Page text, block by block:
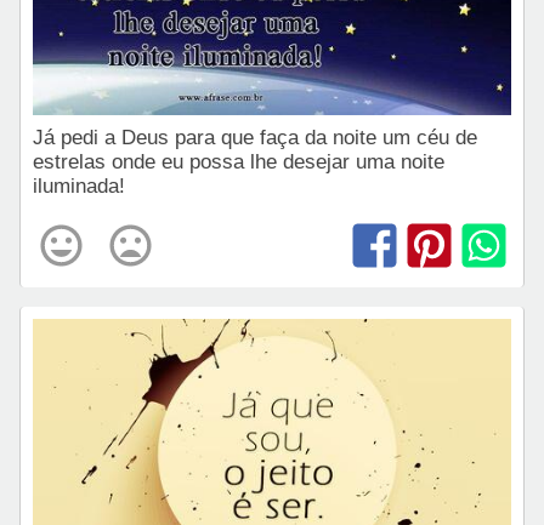
Já pedi a Deus para que faça da noite um céu de
estrelas onde eu possa lhe desejar uma noite
iluminada!